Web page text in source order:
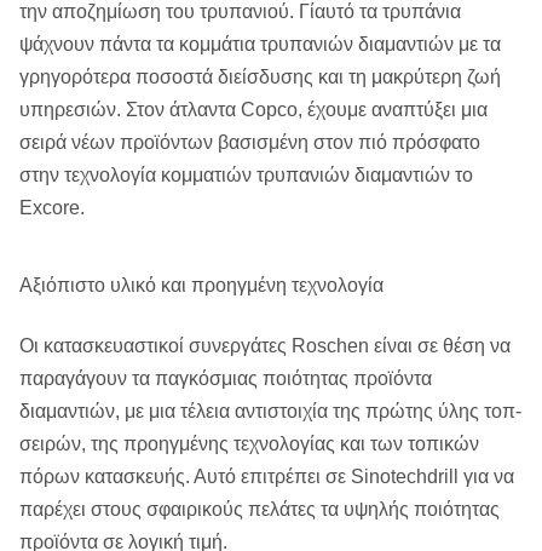
την αποζημίωση του τρυπανιού. Γίαυτό τα τρυπάνια
ψάχνουν πάντα τα κομμάτια τρυπανιών διαμαντιών με τα
γρηγορότερα ποσοστά διείσδυσης και τη μακρύτερη ζωή
υπηρεσιών. Στον άτλαντα Copco, έχουμε αναπτύξει μια
σειρά νέων προϊόντων βασισμένη στον πιό πρόσφατο
στην τεχνολογία κομματιών τρυπανιών διαμαντιών το
Excore.
Αξιόπιστο υλικό και προηγμένη τεχνολογία
Οι κατασκευαστικοί συνεργάτες Roschen είναι σε θέση να
παραγάγουν τα παγκόσμιας ποιότητας προϊόντα
διαμαντιών, με μια τέλεια αντιστοιχία της πρώτης ύλης τοπ-
σειρών, της προηγμένης τεχνολογίας και των τοπικών
πόρων κατασκευής. Αυτό επιτρέπει σε Sinotechdrill για να
παρέχει στους σφαιρικούς πελάτες τα υψηλής ποιότητας
προϊόντα σε λογική τιμή.